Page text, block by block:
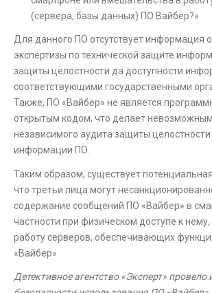
(сервера, базы данных) ПО Вайбер?»
Для данного ПО отсутствует информация
экспертизы по технической защите
защиты целостности да доступности
соответствующими государственными
Также, ПО «Вайбер» не является
открытым кодом, что делает
независимого аудита защиты целостности
информации ПО.
Таким образом, существует
что третьи лица могут
содержание сообщений ПО «Вайбер» в
частности при физическом доступе к
работу серверов, обеспечивающих
«Вайбер»
Детективное агентство «Эксперт» провело